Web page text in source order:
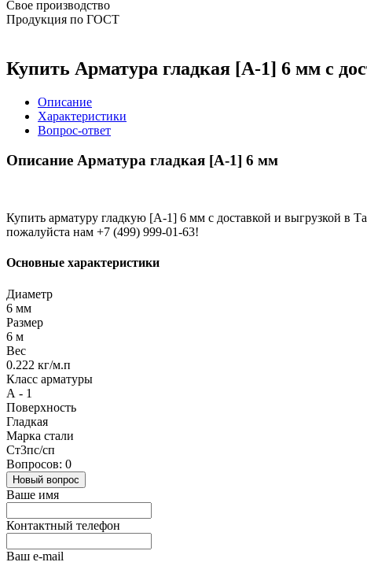
Свое производство
Продукция по ГОСТ
Купить Арматура гладкая [А-1] 6 мм с
Описание
Характеристики
Вопрос-ответ
Описание Арматура гладкая [А-1] 6 мм
Купить арматуру гладкую [А-1] 6 мм с доставкой и выгрузкой в
пожалуйста нам +7 (499) 999-01-63!
Основные характеристики
Диаметр
6 мм
Размер
6 м
Вес
0.222 кг/м.п
Класс арматуры
А - 1
Поверхность
Гладкая
Марка стали
Ст3пс/сп
Вопросов: 0
Новый вопрос
Ваше имя
Контактный телефон
Ваш e-mail